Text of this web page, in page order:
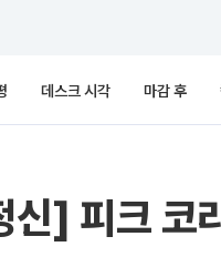
데스크 시각 마감 후
] 피크 코